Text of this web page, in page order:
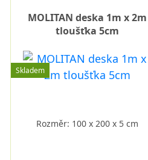
MOLITAN deska 1m x 2m
tloušťka 5cm
Skladem
Rozměr: 100 x 200 x 5 cm